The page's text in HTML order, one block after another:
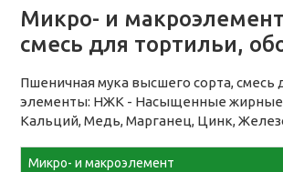
Микро- и
смесь для тортильи,
Пшеничная мука высшего сорта,
элементы: НЖК - Насыщенные жирные
Кальций, Медь, Марганец, Цинк,
Микро- и макроэлемент